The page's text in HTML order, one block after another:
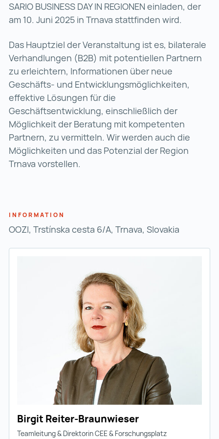
SARIO BUSINESS DAY IN REGIONEN einladen, der
am 10. Juni 2025 in Trnava stattfinden wird.
Das Hauptziel der Veranstaltung ist es, bilaterale
Verhandlungen (B2B) mit potentiellen Partnern
zu erleichtern, Informationen über neue
Geschäfts- und Entwicklungsmöglichkeiten,
effektive Lösungen für die
Geschäftsentwicklung, einschließlich der
Möglichkeit der Beratung mit kompetenten
Partnern, zu vermitteln. Wir werden auch die
Möglichkeiten und das Potenzial der Region
Trnava vorstellen.
INFORMATION
OOZI, Trstínska cesta 6/A, Trnava, Slovakia
Birgit Reiter-Braunwieser
Teamleitung & Direktorin CEE & Forschungsplatz